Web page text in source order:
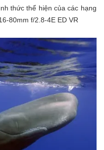
thức thể hiện của các hạng
80mm f/2.8-4E ED VR